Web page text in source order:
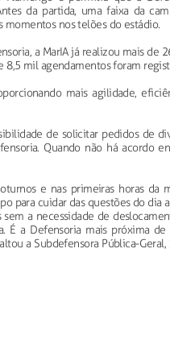
da partida, uma faixa da
nos telões do estádio.
a MarIA já realizou mais de
mil agendamentos foram
mais agilidade,
de solicitar pedidos de
Quando não há acordo
e nas primeiras horas da
para cuidar das questões do dia
sem a necessidade de
É a Defensoria mais próxima de
a Subdefensora Pública-Geral,